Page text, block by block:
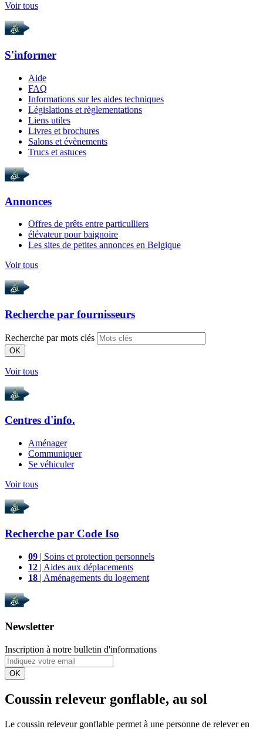
Voir tous
S'informer
Aide
FAQ
Informations sur les aides techniques
Législations et règlementations
Liens utiles
Livres et brochures
Salons et évènements
Trucs et astuces
Annonces
Offres de prêts entre particulliers
élévateur pour baignoire
Les sites de petites annonces en Belgique
Voir tous
Recherche par fournisseurs
Recherche par mots clés
OK
Voir tous
Centres d'info.
Aménager
Communiquer
Se véhiculer
Voir tous
Recherche par Code Iso
09 | Soins et protection personnels
12 | Aides aux déplacements
18 | Aménagements du logement
Newsletter
Inscription à notre bulletin d'informations
OK
Coussin releveur gonflable, au sol
Le coussin releveur gonflable permet à une personne de relever en